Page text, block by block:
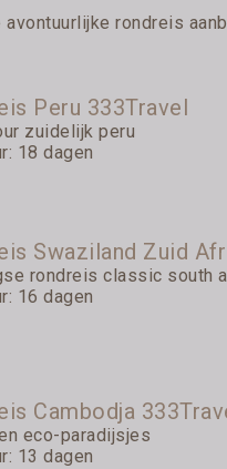
avontuurlijke rondreis
Peru 333Travel
zuidelijk peru
18 dagen
Swaziland Zuid
rondreis classic south
16 dagen
Cambodja
eco-paradijsjes
13 dagen